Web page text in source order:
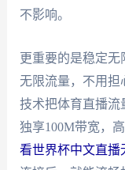
不影响。
更重要的是稳定无
无限流量，不用担
技术把体育直播流
独享100M带宽，
看世界杯中文直播